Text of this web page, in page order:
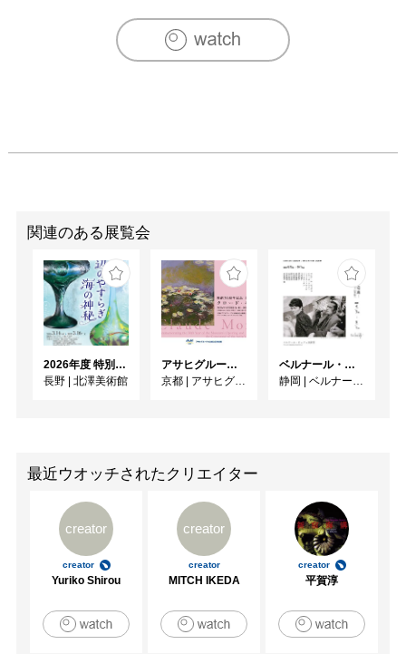
関連のある展覧会
2026年度 特別展「ガレとドーム、アール･ヌーヴォーのガラス 水辺のやすらぎ、海の神秘」
長野 | 北澤美術館
アサヒグループ大山崎山荘美術館 開館30周年記念展「没後100年 クロード・モネ」
京都 | アサヒグループ大山崎山荘美術館
ベルナール・ビュフェと写真 ーカメラがとらえたビュフェとその時代、そして21 世紀へ
静岡 | ベルナール・ビュフェ美術館
最近ウオッチされたクリエイター
creator
creator
Yuriko Shirou
creator
creator
MITCH IKEDA
creator
平賀淳